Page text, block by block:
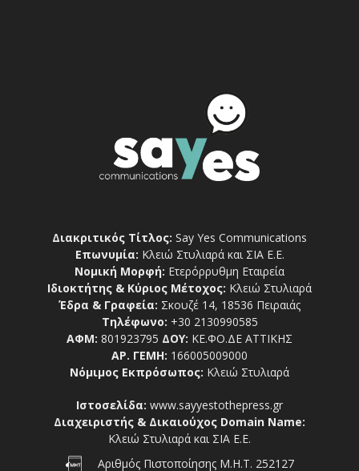
Διακριτικός Τίτλος: Say Yes Communications
Επωνυμία: Κλειώ Στυλιαρά και ΣΙΑ Ε.Ε.
Νομική Μορφή: Ετερόρρυθμη Εταιρεία
Ιδιοκτήτης & Κύριος Μέτοχος: Κλειώ Στυλιαρά
Έδρα & Γραφεία: Σκουζέ 14, 18536 Πειραιάς
Τηλέφωνο: +30 2130990585
ΑΦΜ: 801923795 ΔΟΥ: ΚΕ.ΦΟ.ΔΕ ΑΤΤΙΚΗΣ
ΑΡ. ΓΕΜΗ: 166005009000
Νόμιμος Εκπρόσωπος: Κλειώ Στυλιαρά
Ιστοσελίδα: www.sayyestothepress.gr
Διαχειριστής & Δικαιούχος Domain Name:
Κλειώ Στυλιαρά και ΣΙΑ Ε.Ε.
Αριθμός Πιστοποίησης Μ.Η.Τ. 252127